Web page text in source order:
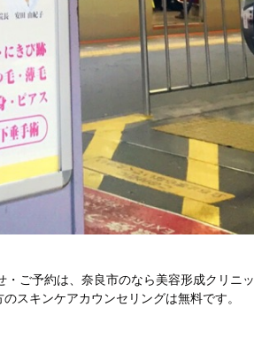
ご予約は、奈良市のなら美容形成クリニッ
スキンケアカウンセリングは無料です。